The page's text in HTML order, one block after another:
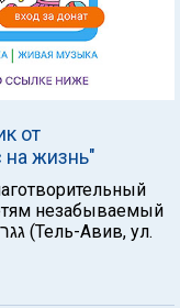
от
на жизнь"
незабываемый